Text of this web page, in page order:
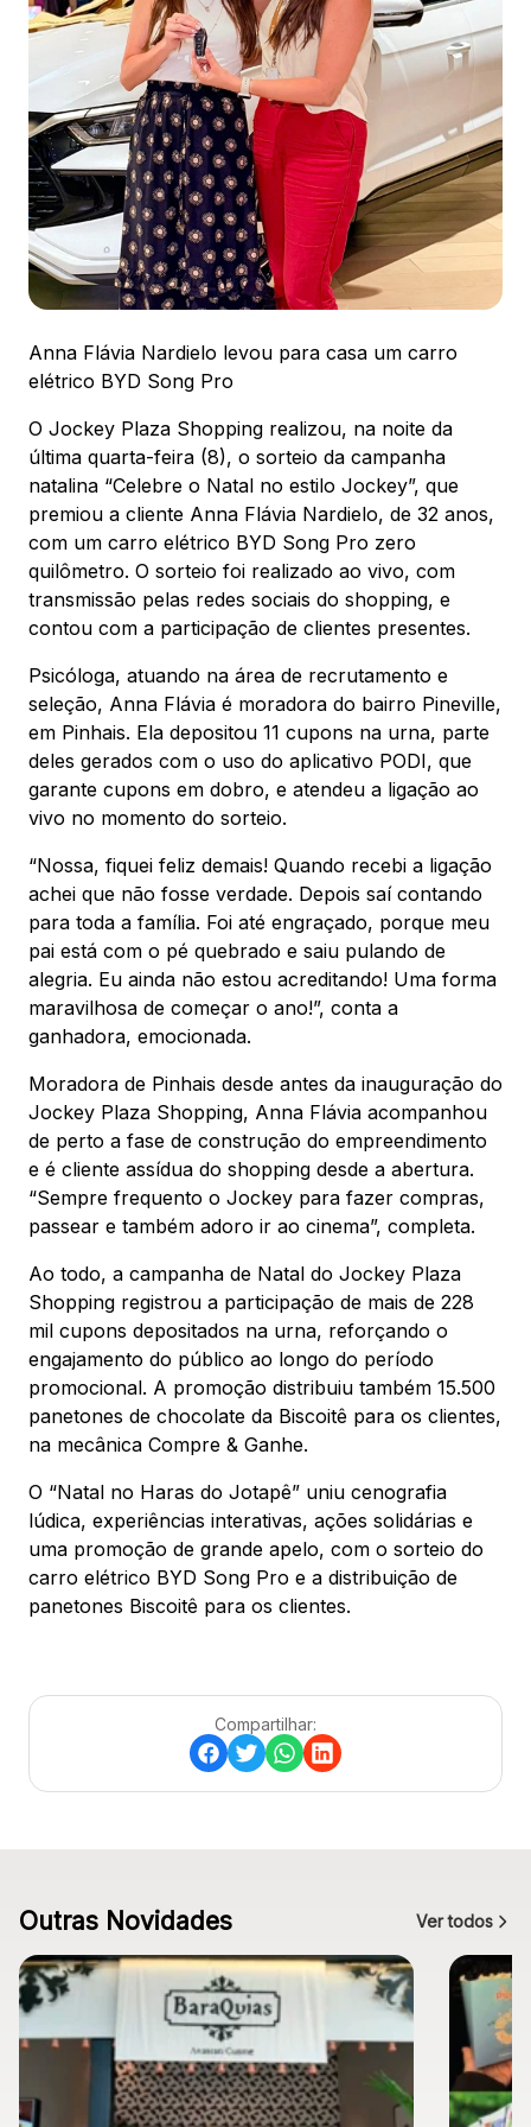
Ver local
Chamar Uber
CONTATO
(41) 3216-1600
WhatsApp
Comodidades Eventos Cinema
Mapa Virtual
Anna Flávia Nardielo levou para casa um carro
elétrico BYD Song Pro
O Jockey Plaza Shopping realizou, na noite da
última quarta-feira (8), o sorteio da campanha
natalina “Celebre o Natal no estilo Jockey”, que
premiou a cliente Anna Flávia Nardielo, de 32 anos,
com um carro elétrico BYD Song Pro zero
quilômetro. O sorteio foi realizado ao vivo, com
transmissão pelas redes sociais do shopping, e
contou com a participação de clientes presentes.
Psicóloga, atuando na área de recrutamento e
seleção, Anna Flávia é moradora do bairro Pineville,
em Pinhais. Ela depositou 11 cupons na urna, parte
deles gerados com o uso do aplicativo PODI, que
garante cupons em dobro, e atendeu a ligação ao
vivo no momento do sorteio.
“Nossa, fiquei feliz demais! Quando recebi a ligação
achei que não fosse verdade. Depois saí contando
para toda a família. Foi até engraçado, porque meu
pai está com o pé quebrado e saiu pulando de
alegria. Eu ainda não estou acreditando! Uma forma
maravilhosa de começar o ano!”, conta a
ganhadora, emocionada.
Moradora de Pinhais desde antes da inauguração do
Jockey Plaza Shopping, Anna Flávia acompanhou
de perto a fase de construção do empreendimento
e é cliente assídua do shopping desde a abertura.
“Sempre frequento o Jockey para fazer compras,
passear e também adoro ir ao cinema”, completa.
Ao todo, a campanha de Natal do Jockey Plaza
Shopping registrou a participação de mais de 228
mil cupons depositados na urna, reforçando o
engajamento do público ao longo do período
promocional. A promoção distribuiu também 15.500
panetones de chocolate da Biscoitê para os clientes,
na mecânica Compre & Ganhe.
O “Natal no Haras do Jotapê” uniu cenografia
lúdica, experiências interativas, ações solidárias e
uma promoção de grande apelo, com o sorteio do
carro elétrico BYD Song Pro e a distribuição de
panetones Biscoitê para os clientes.
Compartilhar:
Outras Novidades Ver todos